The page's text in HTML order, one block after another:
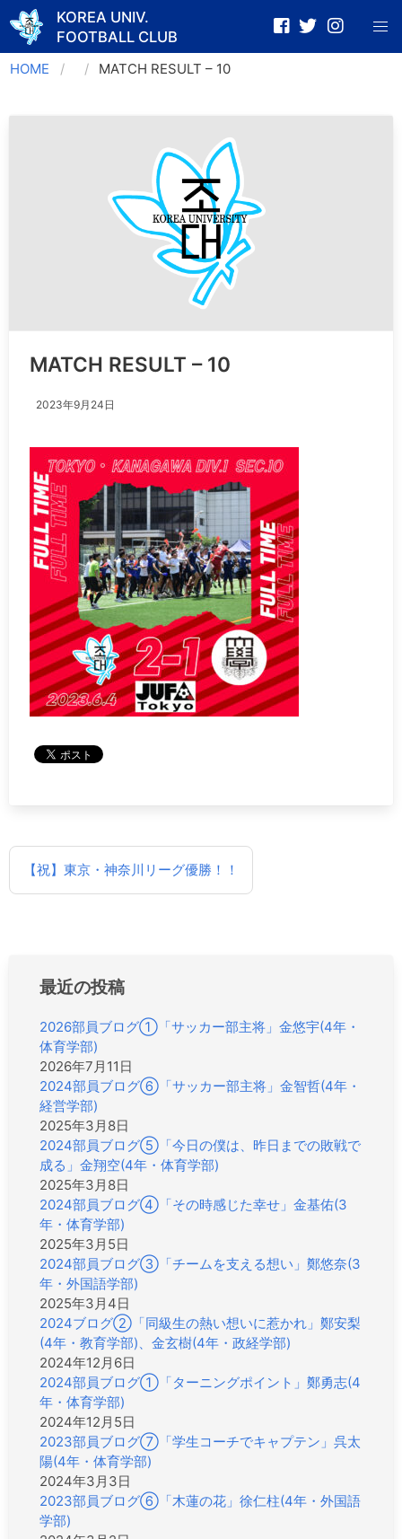
Skip
to
KOREA UNIV.
FOOTBALL CLUB
HOME MATCH RESULT – 10
MATCH RESULT – 10
2023年9月24日
投
ナ
【祝】東京・神奈川リーグ優勝！！
最近の投稿
2026部員ブログ①「サッカー部主将」金悠宇(4年・
体育学部)
2026年7月11日
2024部員ブログ⑥「サッカー部主将」金智哲(4年・
経営学部)
2025年3月8日
2024部員ブログ⑤「今日の僕は、昨日までの敗戦で
成る」金翔空(4年・体育学部)
2025年3月8日
2024部員ブログ④「その時感じた幸せ」金基佑(3
年・体育学部)
2025年3月5日
2024部員ブログ③「チームを支える想い」鄭悠奈(3
年・外国語学部)
2025年3月4日
2024ブログ②「同級生の熱い想いに惹かれ」鄭安梨
(4年・教育学部)、金玄樹(4年・政経学部)
2024年12月6日
2024部員ブログ①「ターニングポイント」鄭勇志(4
年・体育学部)
2024年12月5日
2023部員ブログ⑦「学生コーチでキャプテン」呉太
陽(4年・体育学部)
2024年3月3日
2023部員ブログ⑥「木蓮の花」徐仁柱(4年・外国語
学部)